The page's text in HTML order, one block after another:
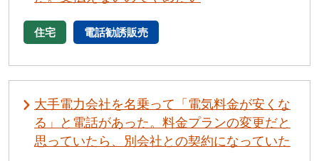
住宅 電話勧誘販売
大手電力会社を名乗って「電気料金が安くな
る」と電話があった。料金プランの変更だと
思っていたら、別会社との契約になっていた